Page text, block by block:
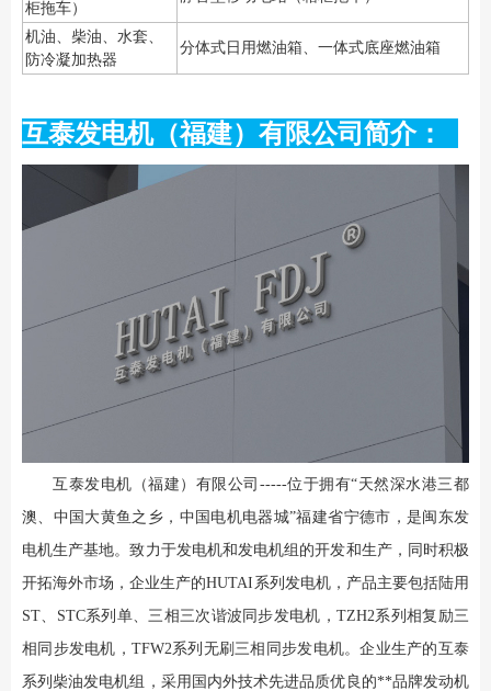
柜拖车）
机油、柴油、水套、
防冷凝加热器
分体式日用燃油箱、一体式底座燃油箱
互泰发电机（福建）有限公司简介：
互泰发电机（福建）有限公司-----位于拥有“天然深水港三都
澳、中国大黄鱼之乡，中国电机电器城”福建省宁德市，是闽东发
电机生产基地。致力于发电机和发电机组的开发和生产，同时积极
开拓海外市场，企业生产的HUTAI系列发电机，产品主要包括陆用
ST、STC系列单、三相三次谐波同步发电机，TZH2系列相复励三
相同步发电机，TFW2系列无刷三相同步发电机。企业生产的互泰
系列柴油发电机组，采用国内外技术先进品质优良的**品牌发动机